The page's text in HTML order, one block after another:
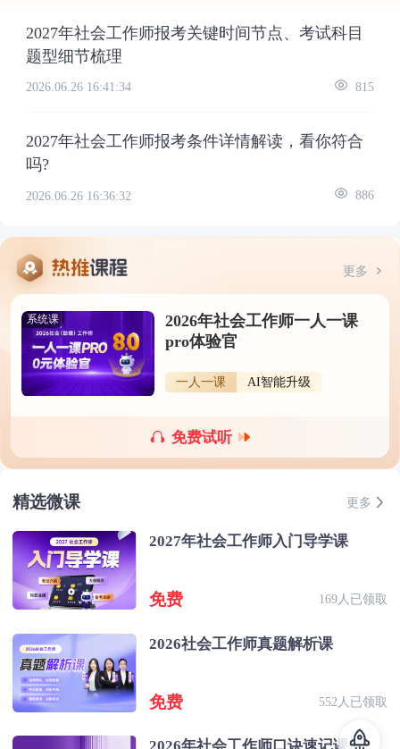
2027年社会工作师报考关键时间节点、考试科目
题型细节梳理
2026.06.26 16:41:34 815
2027年社会工作师报考条件详情解读，看你符合
吗?
2026.06.26 16:36:32 886
更多
系统课
2026年社会工作师一人一课
pro体验官
一人一课 AI智能升级
免费试听
精选微课 更多
2027年社会工作师入门导学课
免费 169人已领取
2026社会工作师真题解析课
免费 552人已领取